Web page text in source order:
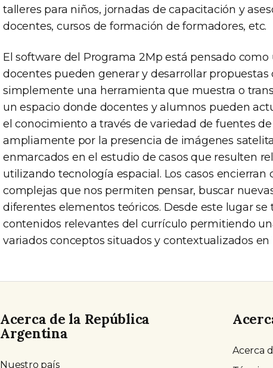
talleres para niños, jornadas de capacitación y
docentes, cursos de formación de formadores, etc.
El software del Programa 2Mp está pensado
docentes pueden generar y desarrollar propuestas
simplemente una herramienta que muestra o
un espacio donde docentes y alumnos pueden
el conocimiento a través de variedad de fuentes
ampliamente por la presencia de imágenes
enmarcados en el estudio de casos que resulten
utilizando tecnología espacial. Los casos
complejas que nos permiten pensar, buscar
diferentes elementos teóricos. Desde este lugar
contenidos relevantes del currículo permitiendo
variados conceptos situados y contextualizados
Acerca de la República
Argentina
Nuestro país
Acerca